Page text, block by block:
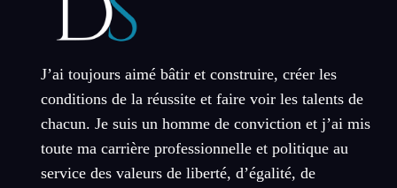
J’ai toujours aimé bâtir et construire, créer les
conditions de la réussite et faire voir les talents de
chacun. Je suis un homme de conviction et j’ai mis
toute ma carrière professionnelle et politique au
service des valeurs de liberté, d’égalité, de